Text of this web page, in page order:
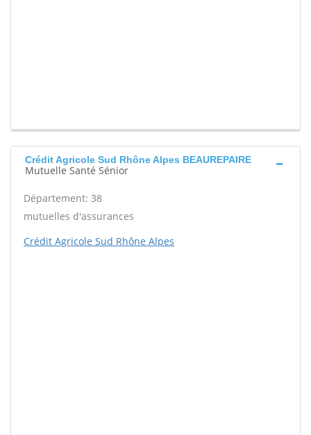
Crédit Agricole Sud Rhône Alpes BEAUREPAIRE
Mutuelle Santé Sénior
Département: 38
mutuelles d'assurances
Crédit Agricole Sud Rhône Alpes